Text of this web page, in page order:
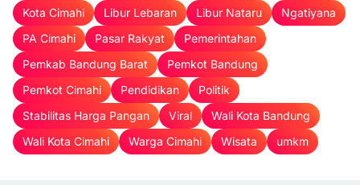
Kota Cimahi
Libur Lebaran Libur Nataru
Ngatiyana
PA Cimahi
Pasar Rakyat
Pemerintahan
Pemkab Bandung Barat
Pemkot Bandung
Pemkot Cimahi
Pendidikan
Politik
Stabilitas Harga Pangan
Viral
Wali Kota Bandung
Wali Kota Cimahi
Warga Cimahi Wisata umkm